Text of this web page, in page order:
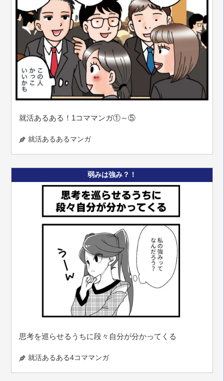
就活あるある！1コママンガ①～⑤
就活あるあるマンガ
弱みは強み？！
思考を巡らせるうちに段々自分が分かってくる
就活あるある4コママンガ